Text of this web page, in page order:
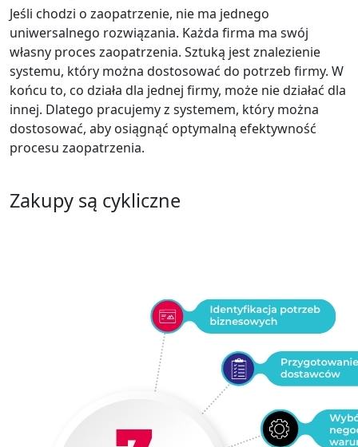
Jeśli chodzi o zaopatrzenie, nie ma jednego
uniwersalnego rozwiązania. Każda firma ma swój
własny proces zaopatrzenia. Sztuką jest znalezienie
systemu, który można dostosować do potrzeb firmy. W
końcu to, co działa dla jednej firmy, może nie działać dla
innej. Dlatego pracujemy z systemem, który można
dostosować, aby osiągnąć optymalną efektywność
procesu zaopatrzenia.
Zakupy są cykliczne